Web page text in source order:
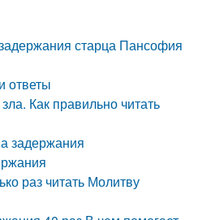
старца Пансофия
ответы
Как правильно читать
задержания
раз читать Молитву